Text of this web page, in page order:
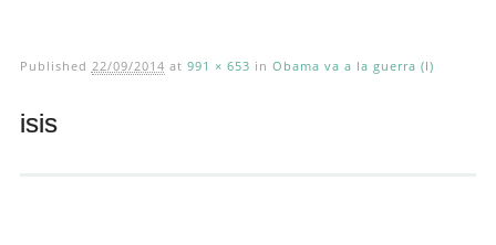
Published 22/09/2014 at 991 × 653 in Obama va a la guerra (I)
isis